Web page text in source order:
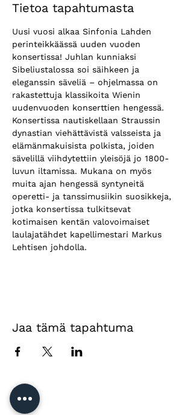
Tietoa tapahtumasta
Uusi vuosi alkaa Sinfonia Lahden
perinteikkäässä uuden vuoden
konsertissa! Juhlan kunniaksi
Sibeliustalossa soi säihkeen ja
eleganssin säveliä – ohjelmassa on
rakastettuja klassikoita Wienin
uudenvuoden konserttien hengessä.
Konsertissa nautiskellaan Straussin
dynastian viehättävistä valsseista ja
elämänmakuisista polkista, joiden
sävelillä viihdytettiin yleisöjä jo 1800-
luvun iltamissa. Mukana on myös
muita ajan hengessä syntyneitä
operetti- ja tanssimusiikin suosikkeja,
jotka konsertissa tulkitsevat
kotimaisen kentän valovoimaiset
laulajatähdet kapellimestari Markus
Lehtisen johdolla.
Jaa tämä tapahtuma